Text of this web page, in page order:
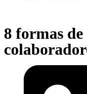
8 formas